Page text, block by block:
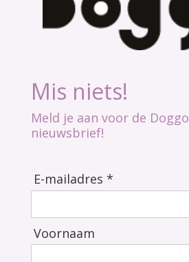
Mis niets!
Meld je aan voor de Doggo
nieuwsbrief!
E-mailadres *
Voornaam